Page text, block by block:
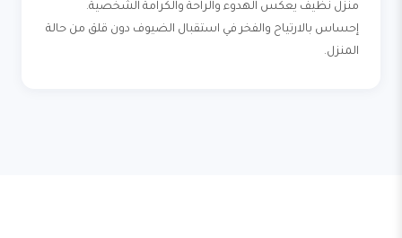
منزل نظيف يعكس الهدوء والراحة والكرامة الشخصية.
إحساس بالارتياح والفخر في استقبال الضيوف دون قلق من حالة
المنزل.